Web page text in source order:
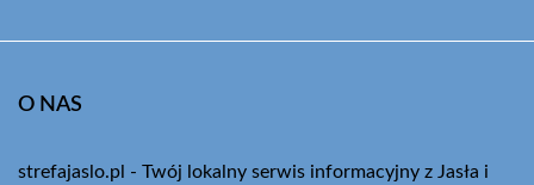
O NAS
strefajaslo.pl - Twój lokalny serwis informacyjny z Jasła i